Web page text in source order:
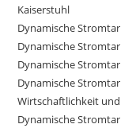
Kaiserstuhl
Dynamische
Dynamische
Dynamische
Dynamische
Wirtschaftlichkeit
Dynamische